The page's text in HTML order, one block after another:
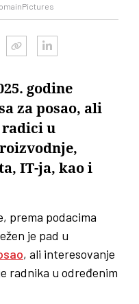
godine
za posao, ali
u
IT-ja, kao i
prema podacima
je pad u
, ali interesovanje
radnika u određenim